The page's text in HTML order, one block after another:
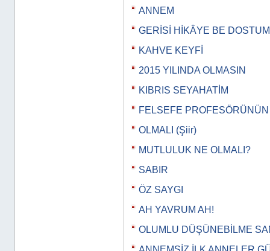
ANNEM
GERİSİ HİKÂYE BE DOSTUM
KAHVE KEYFİ
2015 YILINDA OLMASIN
KIBRIS SEYAHATİM
FELSEFE
OLMALI (Şiir)
MUTLULUK NE OLMALI?
SABIR
ÖZ SAYGI
AH YAVRUM AH!
OLUMLU DÜŞÜNEBİLME